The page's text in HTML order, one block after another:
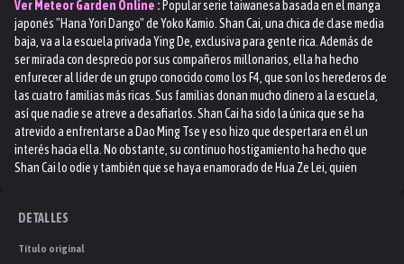
VerMeteor Garden Online : Popular serie taiwanesa basada en el manga
japonés "Hana Yori Dango" de Yoko Kamio. Shan Cai, una chica de clase media
baja, va a la escuela privada Ying De, exclusiva para gente rica. Además de
ser mirada con desprecio por sus compañeros millonarios, ella ha hecho
enfurecer al líder de un grupo conocido como los F4, que son los herederos de
las cuatro familias más ricas. Sus familias donan mucho dinero a la escuela,
así que nadie se atreve a desafiarlos. Shan Cai ha sido la única que se ha
atrevido a enfrentarse a Dao Ming Tse y eso hizo que despertara en él un
interés hacia ella. No obstante, su continuo hostigamiento ha hecho que
Shan Cai lo odie y también que se haya enamorado de Hua Ze Lei, quien
DETALLES
Título original